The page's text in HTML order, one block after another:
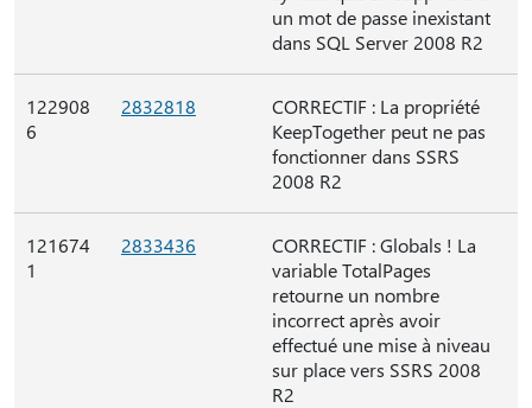
un mot de passe inexistant
dans SQL Server 2008 R2
122908
6
2832818
CORRECTIF : La propriété
KeepTogether peut ne pas
fonctionner dans SSRS
2008 R2
121674
1
2833436
CORRECTIF : Globals ! La
variable TotalPages
retourne un nombre
incorrect après avoir
effectué une mise à niveau
sur place vers SSRS 2008
R2